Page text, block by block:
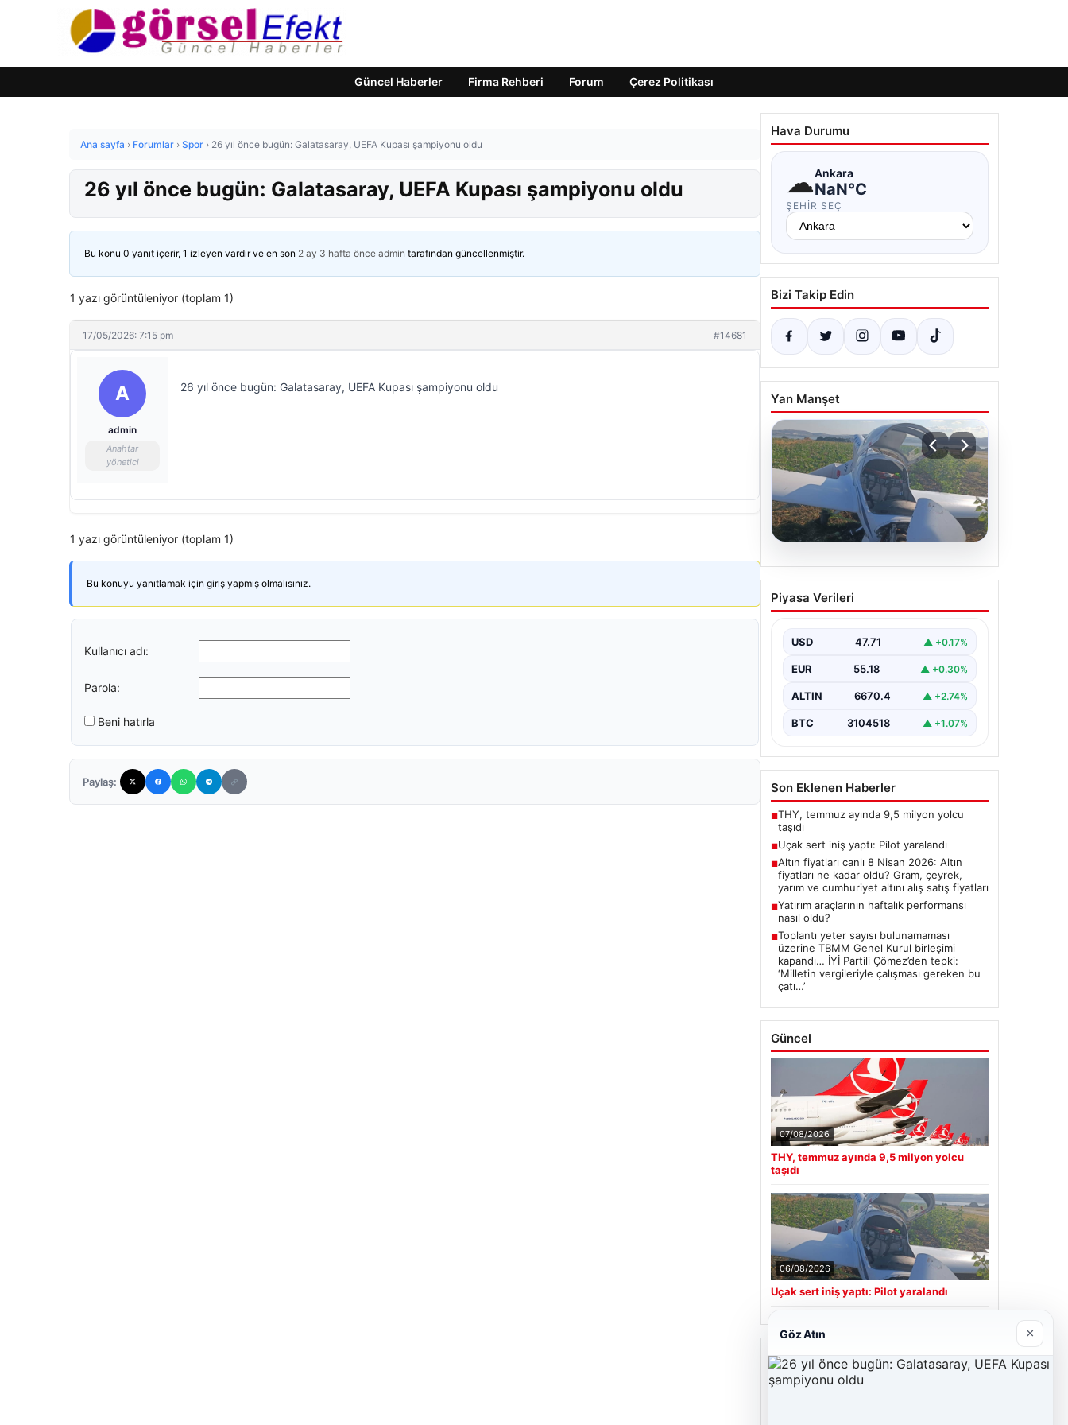
Güncel Haberler Firma Rehberi Forum Çerez Politikası
Ana sayfa › Forumlar › Spor › 26 yıl önce bugün: Galatasaray, UEFA Kupası şampiyonu oldu
26 yıl önce bugün: Galatasaray, UEFA Kupası şampiyonu oldu
Bu konu 0 yanıt içerir, 1 izleyen vardır ve en son 2 ay 3 hafta önce admin tarafından güncellenmiştir.
1 yazı görüntüleniyor (toplam 1)
17/05/2026: 7:15 pm #14681
A
admin
Anahtar
yönetici
26 yıl önce bugün: Galatasaray, UEFA Kupası şampiyonu oldu
1 yazı görüntüleniyor (toplam 1)
Bu konuyu yanıtlamak için giriş yapmış olmalısınız.
Kullanıcı adı:
Parola:
Beni hatırla
Paylaş:
Hava Durumu
☁Ankara
NaN°C
ŞEHIR SEÇ
Bizi Takip Edin
Yan Manşet
06.08.2026
Uçak sert iniş yaptı: Pilot
yaralandı
Piyasa Verileri
USD 47.71 ▲ +0.17%
EUR 55.18 ▲ +0.30%
ALTIN 6670.4 ▲ +2.74%
BTC 3104518 ▲ +1.07%
Son Eklenen Haberler
■THY, temmuz ayında 9,5 milyon yolcu
taşıdı
■Uçak sert iniş yaptı: Pilot yaralandı
■Altın fiyatları canlı 8 Nisan 2026: Altın
fiyatları ne kadar oldu? Gram, çeyrek,
yarım ve cumhuriyet altını alış satış fiyatları
■Yatırım araçlarının haftalık performansı
nasıl oldu?
■Toplantı yeter sayısı bulunamaması
üzerine TBMM Genel Kurul birleşimi
kapandı… İYİ Partili Çömez’den tepki:
‘Milletin vergileriyle çalışması gereken bu
çatı…’
Güncel
07/08/2026
THY, temmuz ayında 9,5 milyon yolcu
taşıdı
06/08/2026
Uçak sert iniş yaptı: Pilot yaralandı
Son Eklenen Firmalar
Göz Atın ×